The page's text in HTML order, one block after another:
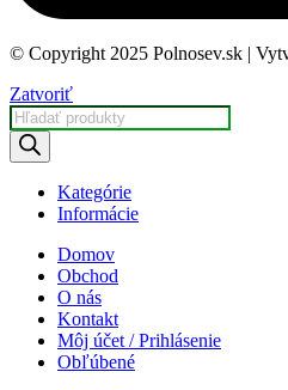
© Copyright 2025 Polnosev.sk |
Zatvoriť
Products
search
Kategórie
Informácie
Domov
Obchod
O nás
Kontakt
Môj účet / Prihlásenie
Obľúbené